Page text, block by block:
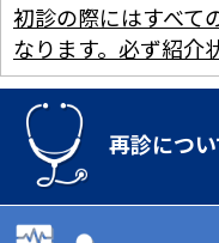
初診の際にはすべて
なります。必ず紹介
再診につ